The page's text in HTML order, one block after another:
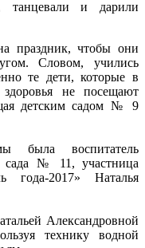
танцевали и дарили
праздник, чтобы они
Словом, учились
те дети, которые в
не посещают
детским садом № 9
была воспитатель
сада № 11, участница
года-2017» Наталья
Александровной
технику водной